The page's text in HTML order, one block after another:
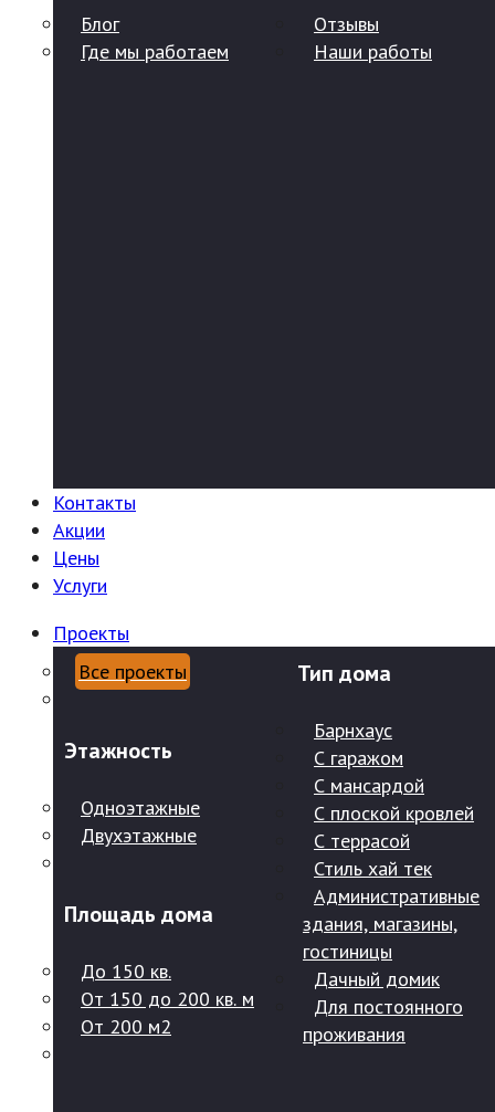
Блог
Где мы работаем
Отзывы
Наши работы
Контакты
Акции
Цены
Услуги
Проекты
Все проекты
Этажность
Одноэтажные
Двухэтажные
Площадь дома
До 150 кв.
От 150 до 200 кв. м
От 200 м2
Тип дома
Барнхаус
С гаражом
С мансардой
С плоской кровлей
С террасой
Стиль хай тек
Административные
здания, магазины,
гостиницы
Дачный домик
Для постоянного
проживания